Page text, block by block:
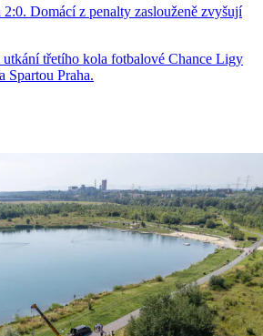
Domácí z penalty zaslouženě zvyšují
utkání třetího kola fotbalové Chance Ligy
Spartou Praha.